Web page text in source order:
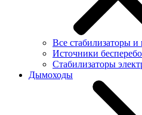
Все стабилизаторы и
Источники
Стабилизаторы
Дымоходы